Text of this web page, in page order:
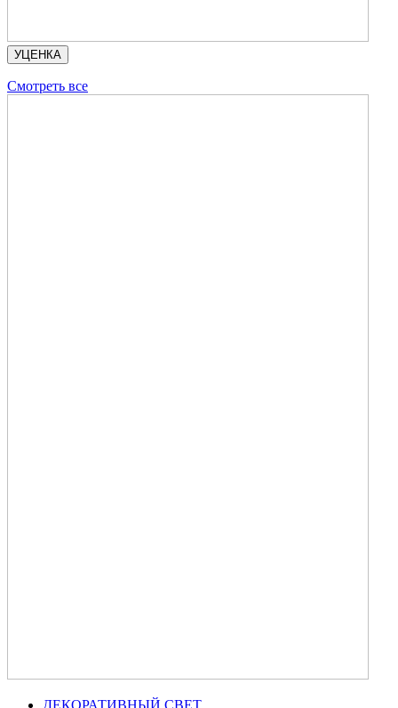
УЦЕНКА
Смотреть все
ДЕКОРАТИВНЫЙ СВЕТ